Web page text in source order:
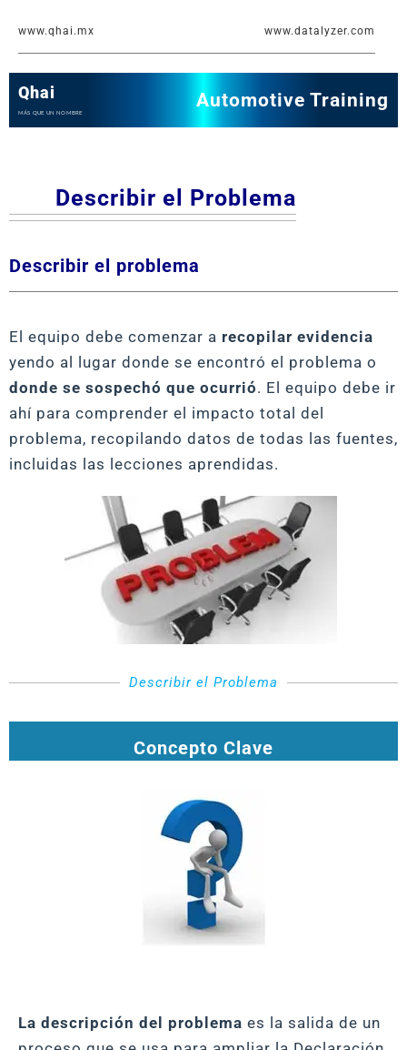
www.qhai.mx www.datalyzer.com
Qhai
MÁS QUE UN NOMBRE
Automotive Training
Describir el Problema
Describir el problema
El equipo debe comenzar a recopilar evidencia
yendo al lugar donde se encontró el problema o
donde se sospechó que ocurrió. El equipo debe ir
ahí para comprender el impacto total del
problema, recopilando datos de todas las fuentes,
incluidas las lecciones aprendidas.
Describir el Problema
Concepto Clave
La descripción del problema es la salida de un